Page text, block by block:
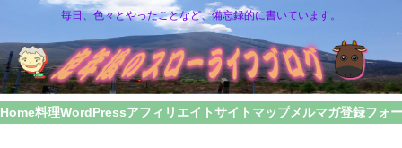
毎日、色々とやったことなど、備忘録的に書いています。
Home料理WordPressアフィリエイトサイトマップメルマガ登録フォ